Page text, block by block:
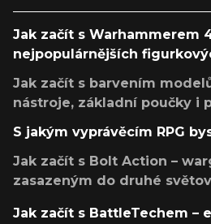
Jak začít s Warhammerem
nejpopulárnějších
Jak začít s barvením
nástroje, základní poučky i
S jakým vyprávěcím RPG
Jak začít s Bolt Action –
zasazeným do druhé
Jak začít s BattleTechem –